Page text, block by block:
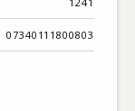
07340111800803